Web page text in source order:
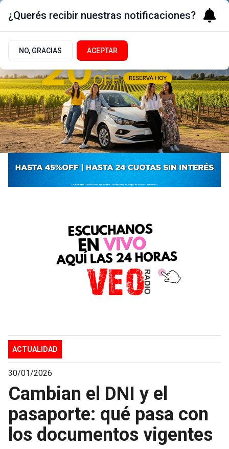
ACTUALIDAD
30/01/2026
Cambian el DNI y el
pasaporte: qué pasa con
los documentos vigentes
¿Querés recibir nuestras notificaciones?
NO, GRACIAS ACEPTAR